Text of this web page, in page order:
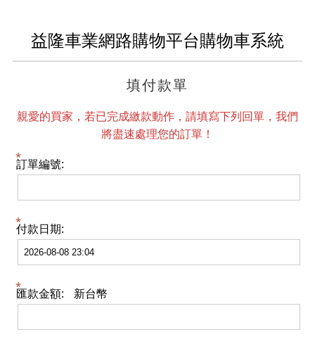
益隆車業網路購物平台購物車系統
填付款單
親愛的買家，若已完成繳款動作，請填寫下列回單，我們
將盡速處理您的訂單！
訂單編號:
付款日期:
匯款金額: 新台幣